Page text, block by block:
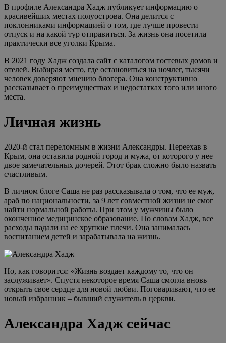
В профиле Александра Хадж публикует информацию о
красивейших местах полуострова. Она делится с
поклонниками информацией о том, где лучше провести
отпуск и на какой тур отправиться. За жизнь она посетила
практически все уголки Крыма.
В 2021 году Хадж создала сайт с каталогом гостевых домов и
отелей. Выбирая место, где остановиться на ночлег, тысячи
человек доверяют мнению блогера. Она конструктивно
рассказывает о преимуществах и недостатках того или иного
места.
Личная жизнь
2020-й стал переломным в жизни Александры. Переехав в
Крым, она оставила родной город и мужа, от которого у нее
двое замечательных дочерей. Этот брак сложно было назвать
счастливым.
В личном блоге Саша не раз рассказывала о том, что ее муж,
араб по национальности, за 9 лет совместной жизни не смог
найти нормальной работы. При этом у мужчины было
оконченное медицинское образование. По словам Хадж, все
расходы падали на ее хрупкие плечи. Она занималась
воспитанием детей и зарабатывала на жизнь.
Но, как говорится: «Жизнь воздает каждому то, что он
заслуживает». Спустя некоторое время Саша смогла вновь
открыть свое сердце для новой любви. Поговаривают, что ее
новый избранник – бывший служитель в церкви.
Александра Хадж сейчас